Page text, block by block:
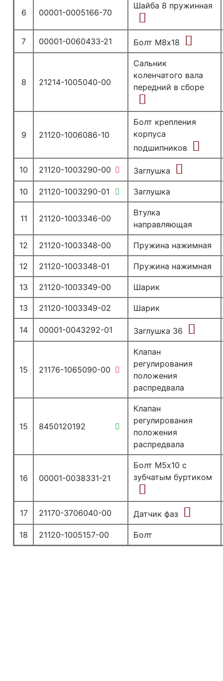
6 00001-0005166-70
Шайба 8 пружинная
7 00001-0060433-21 Болт М8х18
8 21214-1005040-00
Сальник
коленчатого вала
передний в сборе
9 21120-1006086-10
Болт крепления
корпуса
подшипников
10 21120-1003290-00 Заглушка
10 21120-1003290-01 Заглушка
11 21120-1003346-00
Втулка
направляющая
12 21120-1003348-00 Пружина нажимная
12 21120-1003348-01 Пружина нажимная
13 21120-1003349-00 Шарик
13 21120-1003349-02 Шарик
14 00001-0043292-01 Заглушка 36
15 21176-1065090-00
Клапан
регулирования
положения
распредвала
15 8450120192
Клапан
регулирования
положения
распредвала
16 00001-0038331-21
Болт М5х10 с
зубчатым буртиком
17 21170-3706040-00 Датчик фаз
18 21120-1005157-00 Болт